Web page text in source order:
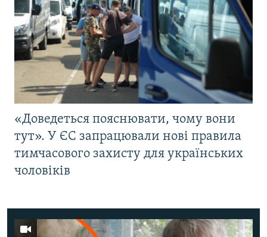
«Доведеться пояснювати, чому вони
тут». У ЄС запрацювали нові правила
тимчасового захисту для українських
чоловіків